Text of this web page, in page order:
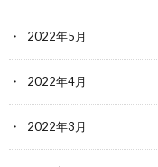
2022年5月
2022年4月
2022年3月